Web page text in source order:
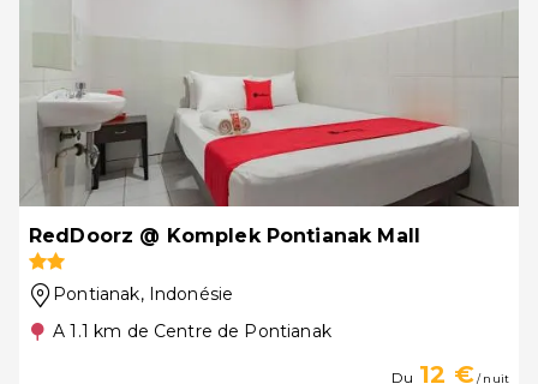
RedDoorz @ Komplek Pontianak Mall
Pontianak, Indonésie
A 1.1 km de Centre de Pontianak
Du 12 €/ nuit